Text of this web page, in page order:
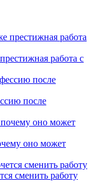
работа с
после
оно может
сменить работу